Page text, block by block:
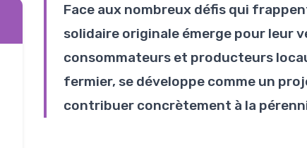
Face aux nombreux défis qui
solidaire originale émerge pour leur
consommateurs et producteurs
fermier, se développe comme un
contribuer concrètement à la